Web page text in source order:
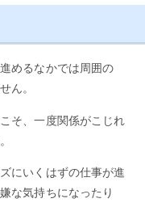
めるなかでは周囲の
ん。
そ、一度関係がこじれ
にいくはずの仕事が進
な気持ちになったり